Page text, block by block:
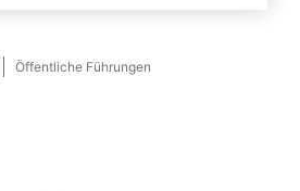
Öffentliche Führungen